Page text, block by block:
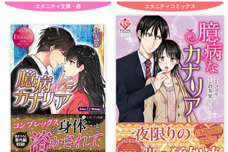
エタニティ文庫・赤 エタニティコミックス